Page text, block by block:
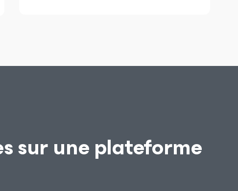
sur une plateforme